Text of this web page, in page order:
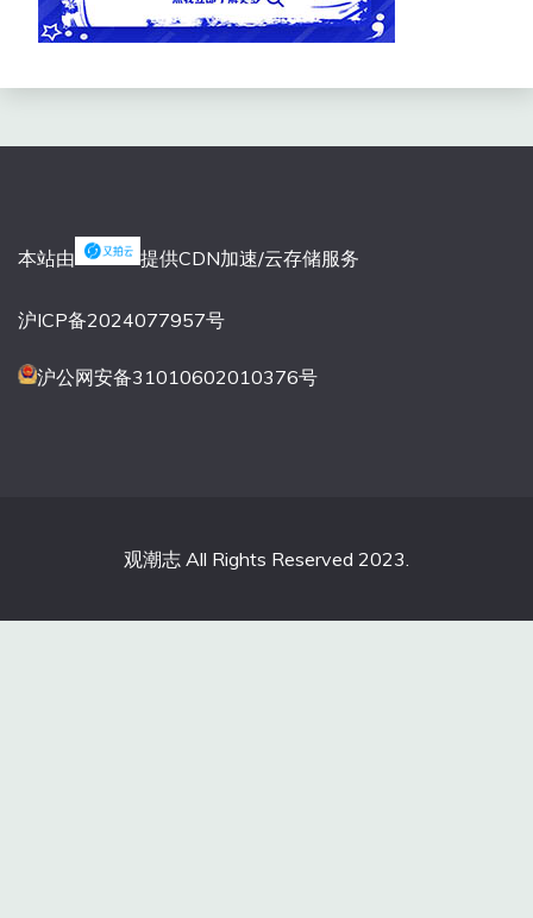
本站由 提供CDN加速/云存储服务
沪ICP备2024077957号
沪公网安备31010602010376号
观潮志 All Rights Reserved 2023.